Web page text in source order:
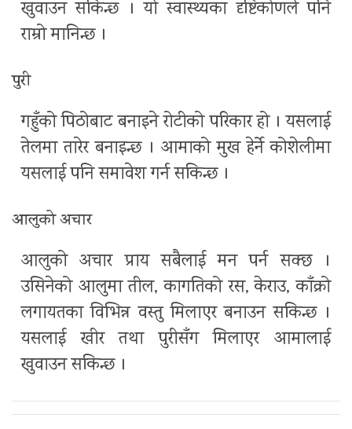
खुवाउन सकिन्छ । यो स्वास्थ्यका दृष्टिकोणले पनि
राम्रो मानिन्छ ।
पुरी
गहुँको पिठोबाट बनाइने रोटीको परिकार हो । यसलाई
तेलमा तारेर बनाइन्छ । आमाको मुख हेर्ने कोशेलीमा
यसलाई पनि समावेश गर्न सकिन्छ ।
आलुको अचार
आलुको अचार प्राय सबैलाई मन पर्न सक्छ ।
उसिनेको आलुमा तील, कागतिको रस, केराउ, काँक्रो
लगायतका विभिन्न वस्तु मिलाएर बनाउन सकिन्छ ।
यसलाई खीर तथा पुरीसँग मिलाएर आमालाई
खुवाउन सकिन्छ ।